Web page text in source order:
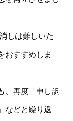
しは難しいた
おすすめしま
、再度「申し訳
などと繰り返